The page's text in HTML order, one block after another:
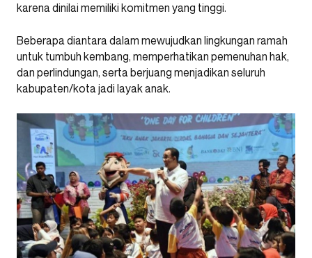
karena dinilai memiliki komitmen yang tinggi.
Beberapa diantara dalam mewujudkan lingkungan ramah
untuk tumbuh kembang, memperhatikan pemenuhan hak,
dan perlindungan, serta berjuang menjadikan seluruh
kabupaten/kota jadi layak anak.